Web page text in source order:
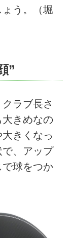
う。（堀
”
ラブ長さ
きめなの
きくなっ
、アップ
球をつか